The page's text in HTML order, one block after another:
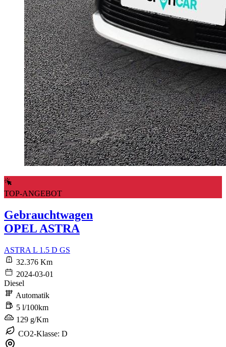
TOP-ANGEBOT
Gebrauchtwagen
OPEL ASTRA
ASTRA L 1.5 D GS
32.376 Km
2024-03-01
Diesel
Automatik
5 l/100km
129 g/Km
CO2-Klasse: D